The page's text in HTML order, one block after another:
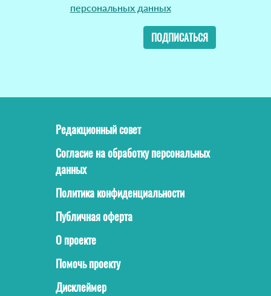
персональных данных
ПОДПИСАТЬСЯ
Редакционный совет
Согласие на обработку персональных
данных
Политика конфиденциальности
Публичная оферта
О проекте
Помочь проекту
Дисклеймер